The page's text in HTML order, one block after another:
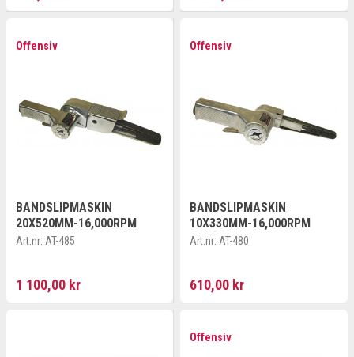
Offensiv
BANDSLIPMASKIN
20X520MM-16,000RPM
Art.nr: AT-485
1 100,00 kr
Offensiv
BANDSLIPMASKIN
10X330MM-16,000RPM
Art.nr: AT-480
610,00 kr
Offensiv